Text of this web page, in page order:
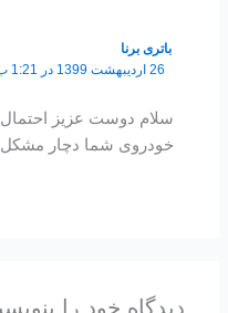
باتری برنا
26 اردیبهشت 1399 در 1:21 ب.ظ
سلام دوست عزیز احتمال
خودروی شما دچار
دیدگاه‌ خود را